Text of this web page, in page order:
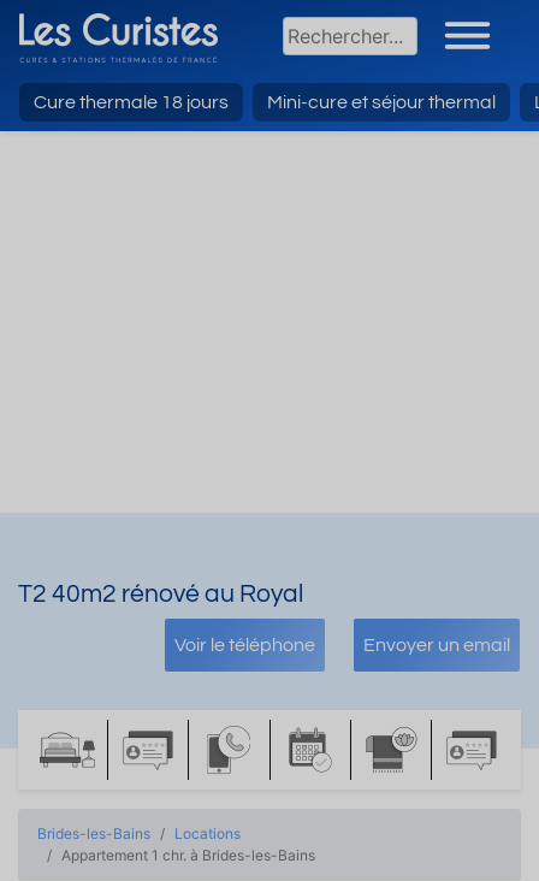
Cure thermale 18 jours Mini-cure et séjour thermal
T2 40m2 rénové au Royal
Voir le téléphone Envoyer un email
Brides-les-Bains
Locations
Appartement 1 chr. à Brides-les-Bains